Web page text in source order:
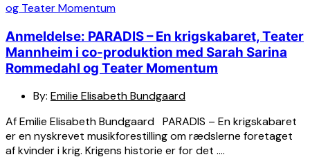
Anmeldelse: PARADIS – En krigskabaret, Teater
Mannheim i co-produktion med Sarah Sarina
Rommedahl og Teater Momentum
By: Emilie Elisabeth Bundgaard
Af Emilie Elisabeth Bundgaard PARADIS – En krigskabaret
er en nyskrevet musikforestilling om rædslerne foretaget
af kvinder i krig. Krigens historie er for det ….